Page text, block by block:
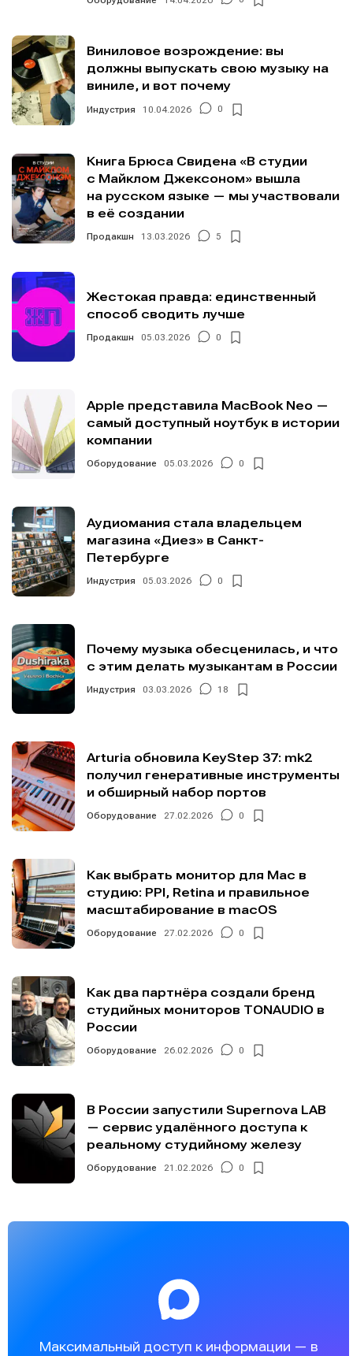
Виниловое возрождение: вы
должны выпускать свою музыку на
виниле, и вот почему
Индустрия 10.04.2026 0
Книга Брюса Свидена «В студии
с Майклом Джексоном» вышла
на русском языке — мы участвовали
в её создании
Продакшн 13.03.2026 5
Жестокая правда: единственный
способ сводить лучше
Продакшн 05.03.2026 0
Apple представила MacBook Neo —
самый доступный ноутбук в истории
компании
Оборудование 05.03.2026 0
Аудиомания стала владельцем
магазина «Диез» в Санкт-
Петербурге
Индустрия 05.03.2026 0
Почему музыка обесценилась, и что
с этим делать музыкантам в России
Индустрия 03.03.2026 18
Arturia обновила KeyStep 37: mk2
получил генеративные инструменты
и обширный набор портов
Оборудование 27.02.2026 0
Как выбрать монитор для Mac в
студию: PPI, Retina и правильное
масштабирование в macOS
Оборудование 27.02.2026 0
Как два партнёра создали бренд
студийных мониторов TONAUDIO в
России
Оборудование 26.02.2026 0
В России запустили Supernova LAB
— сервис удалённого доступа к
реальному студийному железу
Оборудование 21.02.2026 0
Максимальный доступ к информации — в